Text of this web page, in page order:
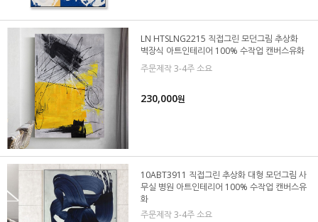
LN HTSLNG2215 직접그린 모던그림 추상화
벽장식 아트인테리어 100% 수작업 캔버스유화
주문제작 3-4주 소요
230,000원
10ABT3911 직접그린 추상화 대형 모던그림 사
무실 병원 아트인테리어 100% 수작업 캔버스유
화
주문제작 3-4주 소요